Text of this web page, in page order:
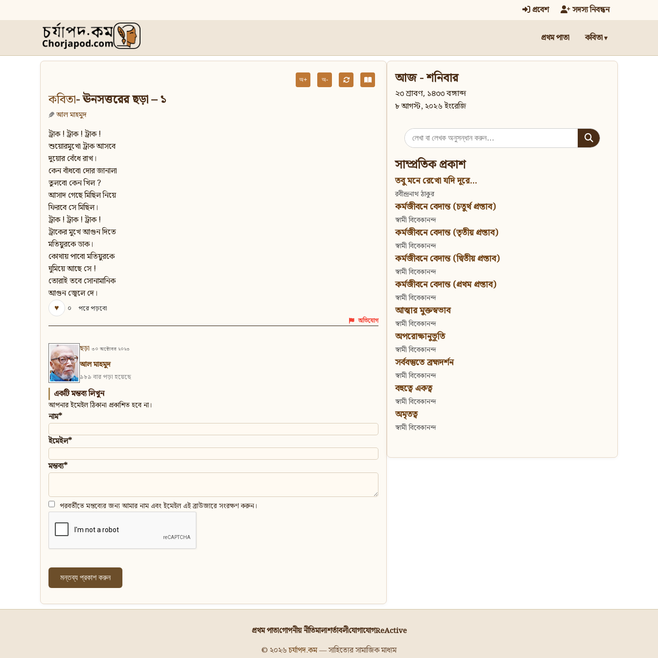
প্রবেশ সদস্য নিবন্ধন
প্রথম পাতা কবিতা
অ+ অ-
কবিতা- ঊনসত্তরের ছড়া – ১
আল মাহমুদ
ট্রাক ! ট্রাক ! ট্রাক !
শুয়োরমুখো ট্রাক আসবে
দুয়োর বেঁধে রাখ।
কেন বাঁধবো দোর জানালা
তুলবো কেন খিল ?
আসাদ গেছে মিছিল নিয়ে
ফিরবে সে মিছিল।
ট্রাক ! ট্রাক ! ট্রাক !
ট্রাকের মুখে আগুন দিতে
মতিয়ুরকে ডাক।
কোথায় পাবো মতিয়ুরকে
ঘুমিয়ে আছে সে !
তোরাই তবে সোনামানিক
আগুন জ্বেলে দে।
♥
০ পরে পড়বো
অভিযোগ
ছড়া ৩০ অক্টোবর ২০২৩
আল মাহমুদ
৯৮৯ বার পড়া হয়েছে
একটি মন্তব্য লিখুন
আপনার ইমেইল ঠিকানা প্রকাশিত হবে না।
নাম*
ইমেইল*
মন্তব্য*
পরবর্তীতে মন্তব্যের জন্য আমার নাম এবং ইমেইল এই ব্রাউজারে সংরক্ষণ করুন।
আজ - শনিবার
২৩ শ্রাবণ, ১৪৩৩ বঙ্গাব্দ
৮ আগস্ট, ২০২৬ ইংরেজি
Search
for:
সাম্প্রতিক প্রকাশ
তবু মনে রেখো যদি দূরে...
রবীন্দ্রনাথ ঠাকুর
কর্মজীবনে বেদান্ত (চতুর্থ প্রস্তাব)
স্বামী বিবেকানন্দ
কর্মজীবনে বেদান্ত (তৃতীয় প্রস্তাব)
স্বামী বিবেকানন্দ
কর্মজীবনে বেদান্ত (দ্বিতীয় প্রস্তাব)
স্বামী বিবেকানন্দ
কর্মজীবনে বেদান্ত (প্রথম প্রস্তাব)
স্বামী বিবেকানন্দ
আত্মার মুক্তস্বভাব
স্বামী বিবেকানন্দ
অপরোক্ষানুভূতি
স্বামী বিবেকানন্দ
সর্ববস্তুতে ব্রহ্মদর্শন
স্বামী বিবেকানন্দ
বহুত্বে একত্ব
স্বামী বিবেকানন্দ
অমৃতত্ব
স্বামী বিবেকানন্দ
প্রথম পাতাগোপনীয় নীতিমালাশর্তাবলীযোগাযোগReActive
© ২০২৬চর্যাপদ.কম— সাহিত্যের সামাজিক মাধ্যম